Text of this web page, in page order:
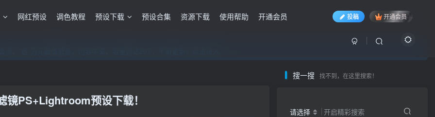
网红预设 调色教程 预设下载 预设合集 资源下载 使用帮助 开通会员 投稿 开通会员
员，”送“万元超值资源，内容丰富，容量高达20T，不断更新！点击进入……
PS+Lightroom预设下载！
搜一搜 找不到，在这里搜索！
请选择 开启精彩搜索